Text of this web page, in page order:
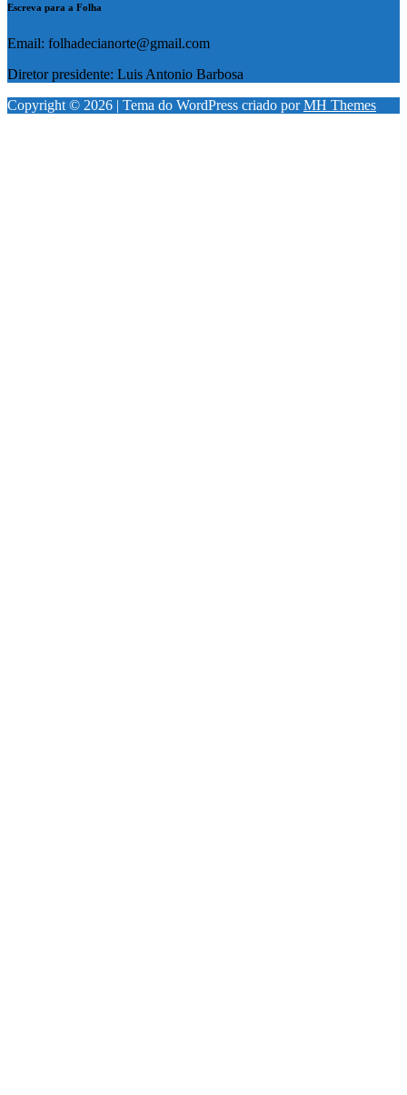
Escreva para a Folha
Email: folhadecianorte@gmail.com
Diretor presidente: Luis Antonio Barbosa
Copyright © 2026 | Tema do WordPress criado porMH Themes